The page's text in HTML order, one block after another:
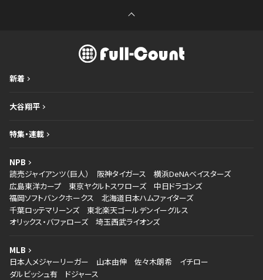
新着
大谷翔平
特集・連載
NPB
読売ジャイアンツ（巨人）
阪神タイガース
横浜DeNAベイスターズ
広島東洋カープ
東京ヤクルトスワローズ
中日ドラゴンズ
福岡ソフトバンクホークス
北海道日本ハムファイターズ
千葉ロッテマリーンズ
東北楽天ゴールデンイーグルス
オリックス・バファローズ
埼玉西武ライオンズ
MLB
日本人メジャーリーガー
山本由伸 佐々木朗希
イチロー
ダルビッシュ有
ドジャース